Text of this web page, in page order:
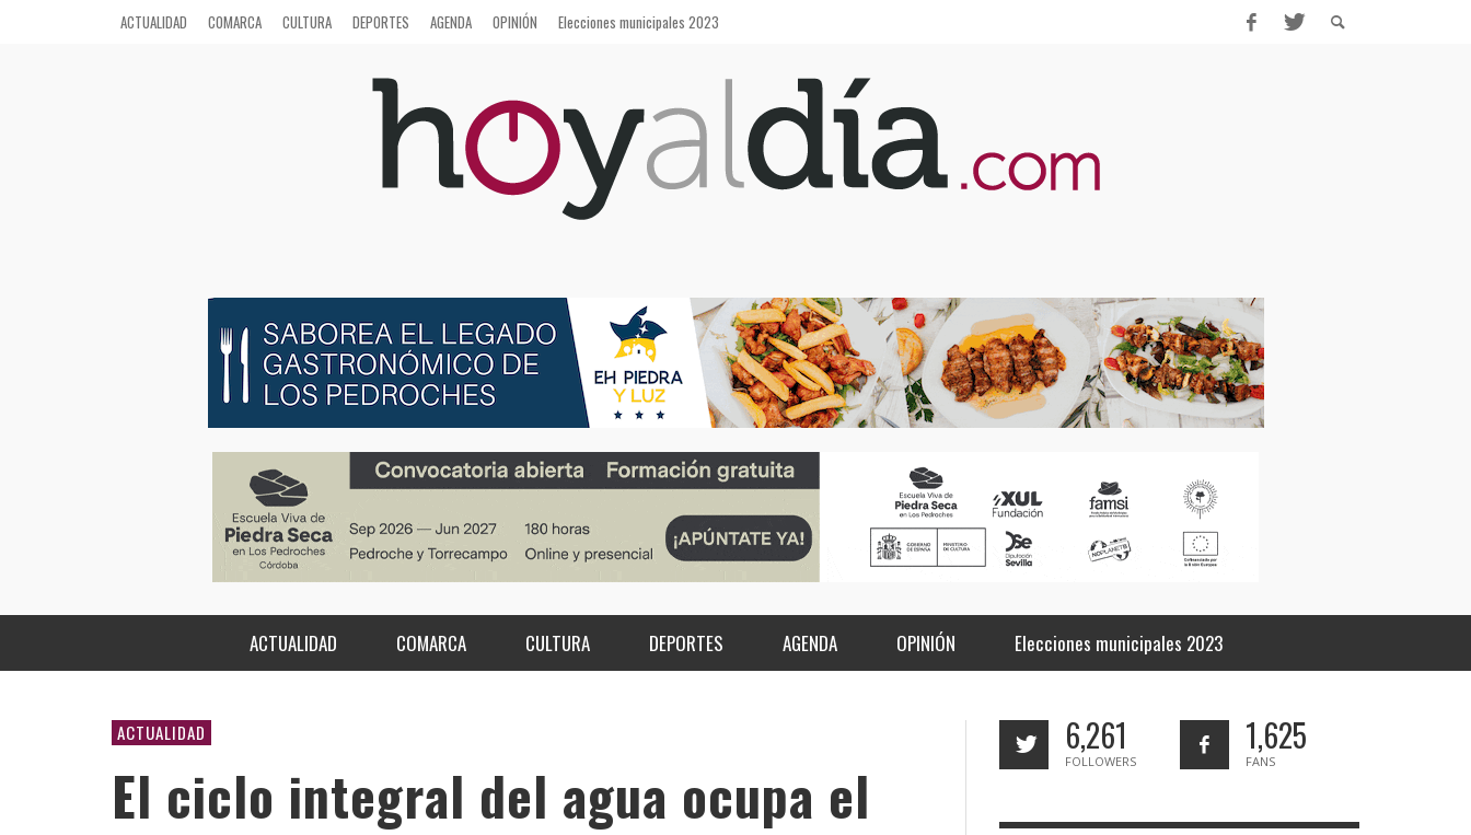
ACTUALIDAD COMARCA CULTURA DEPORTES AGENDA OPINIÓN Elecciones municipales 2023
ACTUALIDAD COMARCA CULTURA DEPORTES AGENDA OPINIÓN Elecciones municipales 2023
ACTUALIDAD
El ciclo integral del agua ocupa el
6,261
FOLLOWERS
1,625
FANS